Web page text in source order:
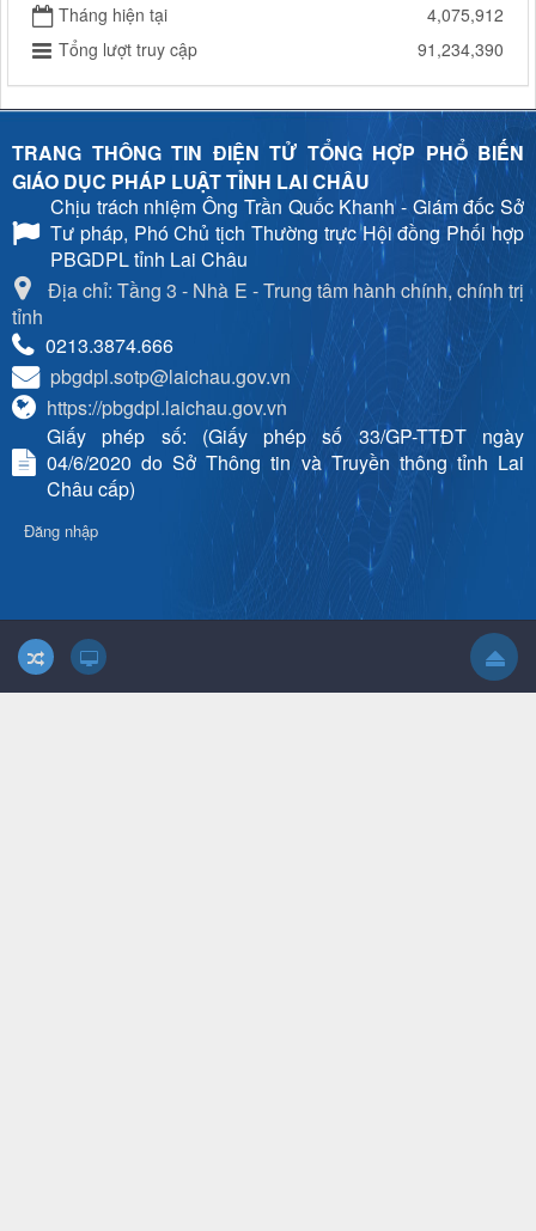
Tháng hiện tại
4,075,912
Tổng lượt truy cập
91,234,390
TRANG THÔNG TIN ĐIỆN TỬ TỔNG HỢP PHỔ BIẾN
GIÁO DỤC PHÁP LUẬT TỈNH LAI CHÂU
Chịu trách nhiệmÔng Trần Quốc Khanh - Giám đốc Sở
Tư pháp, Phó Chủ tịch Thường trực Hội đồng Phối hợp
PBGDPL tỉnh Lai Châu
Địa chỉ: Tầng 3 - Nhà E - Trung tâm hành chính, chính trị
tỉnh
0213.3874.666
pbgdpl.sotp@laichau.gov.vn
https://pbgdpl.laichau.gov.vn
Giấy phép số: (Giấy phép số 33/GP-TTĐT ngày
04/6/2020 do Sở Thông tin và Truyền thông tỉnh Lai
Châu cấp)
Đăng nhập